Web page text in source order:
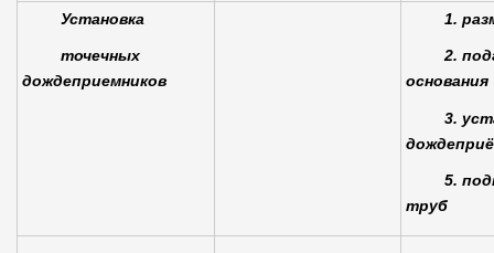
Установка
точечных
дождеприемников
1.
2.
основания
3.
5.
труб